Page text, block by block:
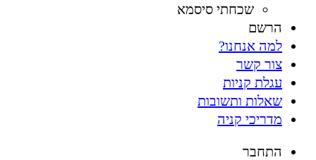
שכחתי סיסמא
הרשם
למה אנחנו?
צור קשר
עגלת קניות
שאלות ותשובות
מדריכי קניה
התחבר